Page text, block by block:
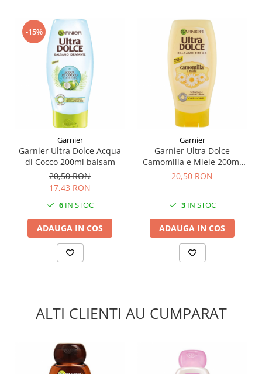
-15%
Garnier
Garnier Ultra Dolce Acqua
di Cocco 200ml balsam
20,50 RON
17,43 RON
6IN STOC
ADAUGA IN COS
Garnier
Garnier Ultra Dolce
Camomilla e Miele 200ml
balsam
20,50 RON
3IN STOC
ADAUGA IN COS
ALTI CLIENTI AU CUMPARAT